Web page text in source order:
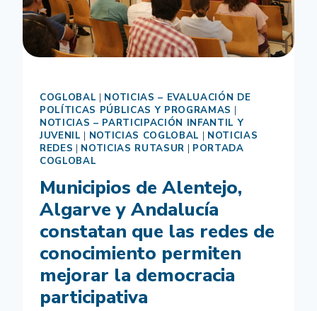
COGLOBAL | NOTICIAS – EVALUACIÓN DE
POLÍTICAS PÚBLICAS Y PROGRAMAS |
NOTICIAS – PARTICIPACIÓN INFANTIL Y
JUVENIL | NOTICIAS COGLOBAL | NOTICIAS
REDES | NOTICIAS RUTASUR | PORTADA
COGLOBAL
Municipios de Alentejo,
Algarve y Andalucía
constatan que las redes de
conocimiento permiten
mejorar la democracia
participativa